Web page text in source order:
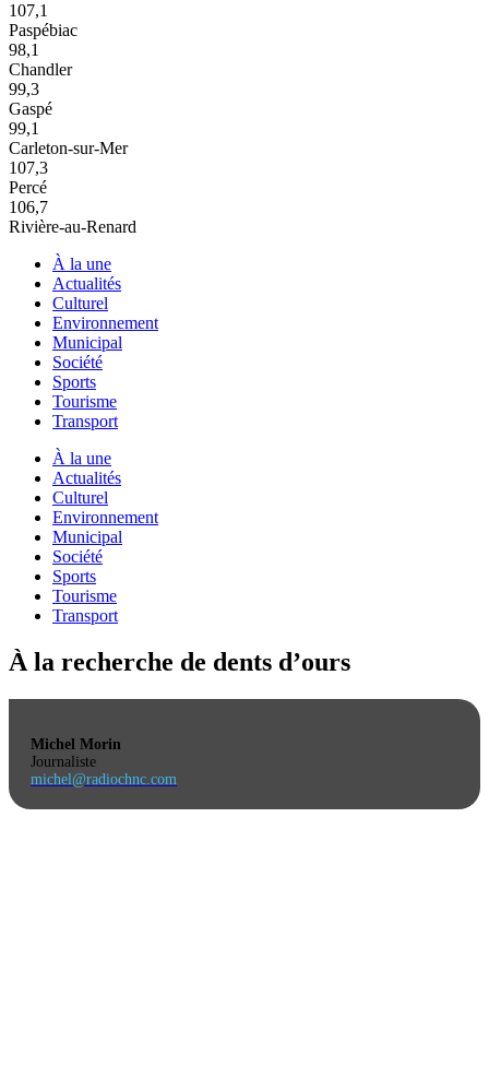
107,1
Paspébiac
98,1
Chandler
99,3
Gaspé
99,1
Carleton-sur-Mer
107,3
Percé
106,7
Rivière-au-Renard
À la une
Actualités
Culturel
Environnement
Municipal
Société
Sports
Tourisme
Transport
À la une
Actualités
Culturel
Environnement
Municipal
Société
Sports
Tourisme
Transport
À la recherche de dents d’ours
Michel Morin
Journaliste
michel@radiochnc.com